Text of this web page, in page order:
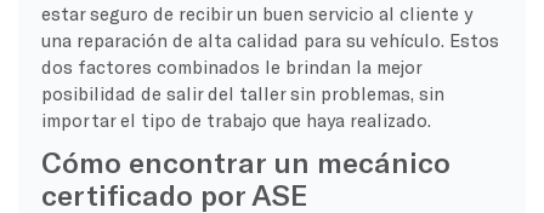
estar seguro de recibir un buen servicio al cliente y
una reparación de alta calidad para su vehículo. Estos
dos factores combinados le brindan la mejor
posibilidad de salir del taller sin problemas, sin
importar el tipo de trabajo que haya realizado.
Cómo encontrar un mecánico
certificado por ASE